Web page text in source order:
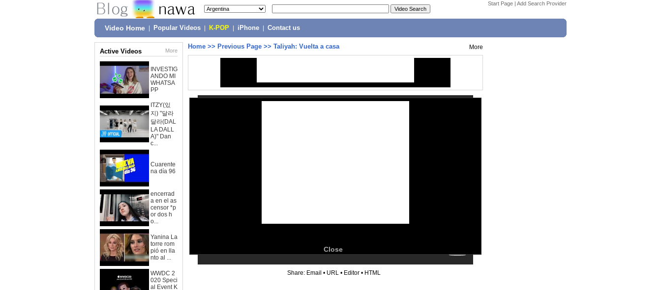
Start Page | Add Search Provider
Video Home Popular Videos K-POP iPhone Contact us
Active Videos More
INVESTIG
ANDO MI
WHATSA
PP
ITZY(있
지) "달라
달라(DAL
LA DALL
A)" Dan
c...
Cuarente
na día 96
encerrad
a en el as
censor *p
or dos h
o...
Yanina La
torre rom
pió en lla
nto al ...
WWDC 2
020 Speci
al Event K
Home >> Previous Page >> Taliyah: Vuelta a casa More
Close
Share: Email • URL • Editor • HTML